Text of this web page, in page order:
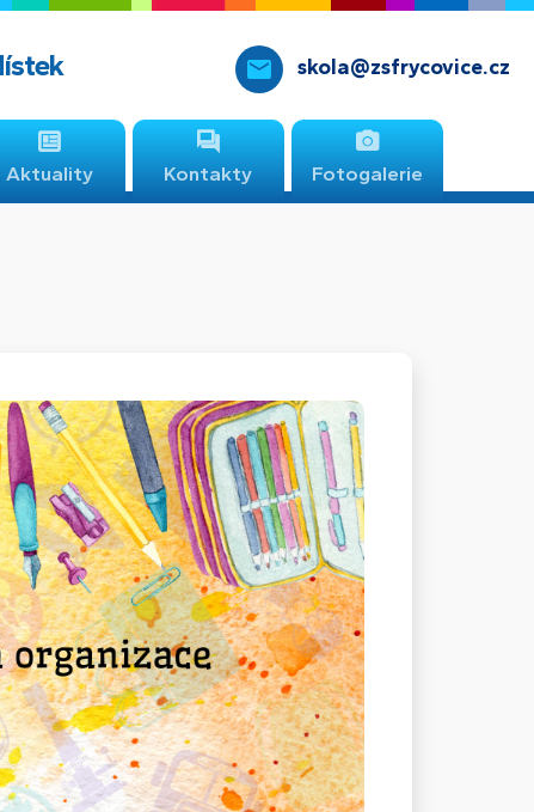
skola@zsfrycovice.cz
Aktuality Kontakty Fotogalerie